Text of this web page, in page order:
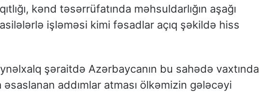
kənd təsərrüfatında məhsuldarlığın aşağı
işləməsi kimi fəsadlar açıq şəkildə hiss
şəraitdə Azərbaycanın bu sahədə vaxtında
addımlar atması ölkəmizin gələcəyi